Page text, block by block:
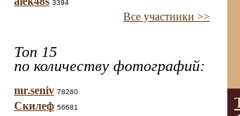
3394
Все участники >>
Топ 15
по количеству фотографий:
mr.seniv 78260
Скилеф 56681